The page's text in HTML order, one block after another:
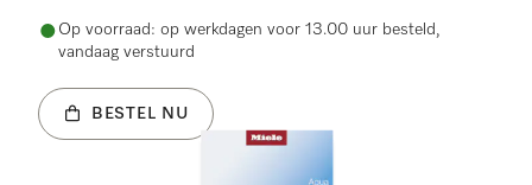
Op voorraad: op werkdagen voor 13.00 uur besteld,
vandaag verstuurd
BESTEL NU